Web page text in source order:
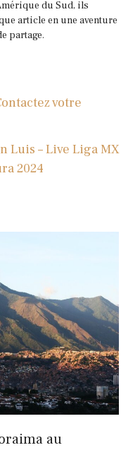
du Sud, ils
article en une aventure
partage.
votre
Luis – Live Liga MX
2024
au